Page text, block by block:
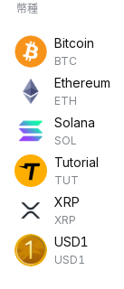
幣種
Bitcoin
BTC
Ethereum
ETH
Solana
SOL
Tutorial
TUT
XRP
XRP
USD1
USD1